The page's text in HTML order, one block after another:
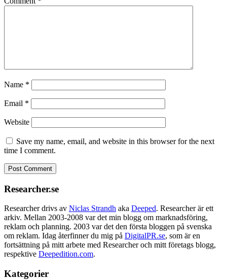
Name *
Email *
Website
Save my name, email, and website in this browser for the next
time I comment.
Researcher.se
Researcher drivs av Niclas Strandh aka Deeped. Researcher är ett
arkiv. Mellan 2003-2008 var det min blogg om marknadsföring,
reklam och planning. 2003 var det den första bloggen på svenska
om reklam. Idag återfinner du mig på DigitalPR.se, som är en
fortsättning på mitt arbete med Researcher och mitt företags blogg,
respektive Deepedition.com.
Kategorier